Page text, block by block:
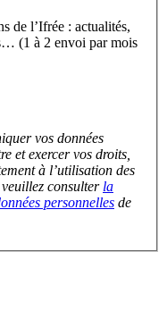
de l’Ifrée : actualités,
(1 à 2 envoi par mois
vos données
et exercer vos droits,
à l’utilisation des
consulter la
personnelles de